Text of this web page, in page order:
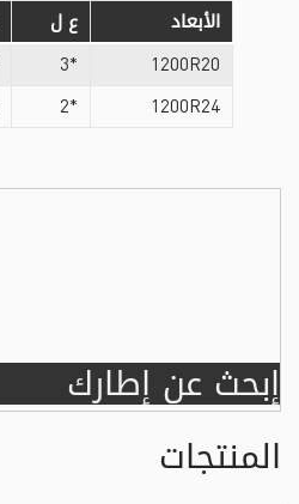
إبحث عن إطارك
المنتجات
الأبعاد
ع ل
1200R20
*3
1200R24
*2